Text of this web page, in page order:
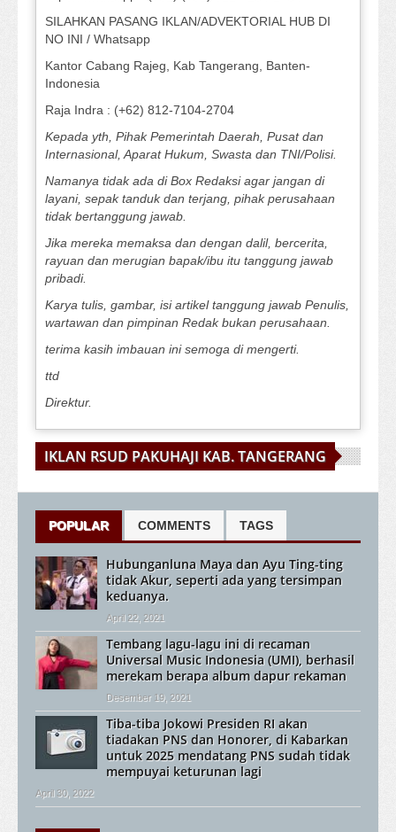
SILAHKAN PASANG IKLAN/ADVEKTORIAL HUB DI
NO INI / Whatsapp
Kantor Cabang Rajeg, Kab Tangerang, Banten-
Indonesia
Raja Indra : (+62) 812-7104-2704
Kepada yth, Pihak Pemerintah Daerah, Pusat dan
Internasional, Aparat Hukum, Swasta dan TNI/Polisi.
Namanya tidak ada di Box Redaksi agar jangan di
layani, sepak tanduk dan terjang, pihak perusahaan
tidak bertanggung jawab.
Jika mereka memaksa dan dengan dalil, bercerita,
rayuan dan merugian bapak/ibu itu tanggung jawab
pribadi.
Karya tulis, gambar, isi artikel tanggung jawab Penulis,
wartawan dan pimpinan Redak bukan perusahaan.
terima kasih imbauan ini semoga di mengerti.
ttd
Direktur.
IKLAN RSUD PAKUHAJI KAB. TANGERANG
POPULAR COMMENTS TAGS
Hubunganluna Maya dan Ayu Ting-ting
tidak Akur, seperti ada yang tersimpan
keduanya.
April 22, 2021
Tembang lagu-lagu ini di recaman
Universal Music Indonesia (UMI), berhasil
merekam berapa album dapur rekaman
Desember 19, 2021
Tiba-tiba Jokowi Presiden RI akan
tiadakan PNS dan Honorer, di Kabarkan
untuk 2025 mendatang PNS sudah tidak
mempuyai keturunan lagi
April 30, 2022